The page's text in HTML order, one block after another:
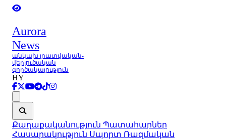
Aurora
News
անկախ լրատվական-
վերլուծական
գործակալություն
HY
Քաղաքականություն Պատահարներ
Հասարակություն Սպորտ Ռազմական